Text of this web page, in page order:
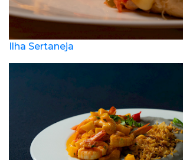
Ilha Sertaneja